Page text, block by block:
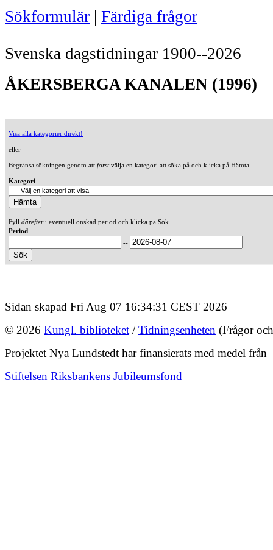
Sökformulär | Färdiga frågor
Svenska dagstidningar 1900--2026
ÅKERSBERGA KANALEN (1996)
Visa alla kategorier direkt!
eller
Begränsa sökningen genom att förstvälja en kategori att söka på och klicka på Hämta.
Kategori
Fyll därefteri eventuell önskad period och klicka på Sök.
Period
--
Sidan skapad Fri Aug 07 16:34:31 CEST 2026
© 2026 Kungl. biblioteket /Tidningsenheten (Frågor
Projektet Nya Lundstedt har finansierats med medel från
Stiftelsen Riksbankens Jubileumsfond